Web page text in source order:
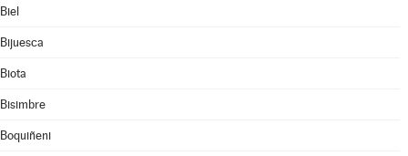
Biel
Bijuesca
Biota
Bisimbre
Boquiñeni